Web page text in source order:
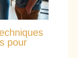
pour